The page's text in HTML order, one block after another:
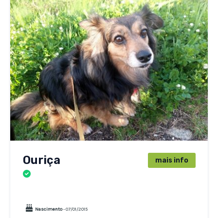
Ouriça mais info
Nascimento- 07/01/2015